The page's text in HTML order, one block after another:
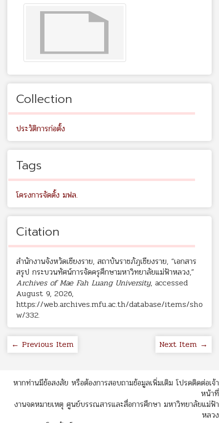
Collection
ประวัติการก่อตั้ง
Tags
โครงการจัดตั้ง มฟล.
Citation
สำนักงานจังหวัดเชียงราย, สถาบันราชภัฎเชียงราย, “เอกสาร
สรุป กระบวนทัศน์การจัดครุศึกษามหาวิทยาลัยแม่ฟ้าหลวง,”
Archives of Mae Fah Luang University, accessed
August 9, 2026,
https://web.archives.mfu.ac.th/database/items/sho
w/332.
← Previous Item Next Item →
หากท่านมีข้อสงสัย หรือต้องการสอบถามข้อมูลเพิ่มเติม โปรดติดต่อเจ้า
หน้าที่
งานจดหมายเหตุ ศูนย์บรรณสารและสื่อการศึกษา มหาวิทยาลัยแม่ฟ้า
หลวง